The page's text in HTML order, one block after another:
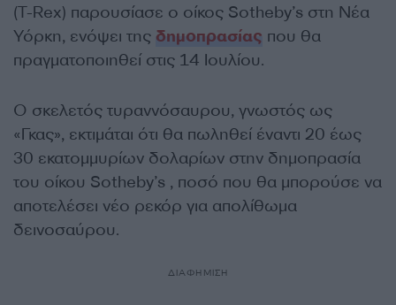
(T-Rex) παρουσίασε ο οίκος Sotheby’s στη Νέα
Υόρκη, ενόψει της δημοπρασίας που θα
πραγματοποιηθεί στις 14 Ιουλίου.
Ο σκελετός τυραννόσαυρου, γνωστός ως
«Γκας», εκτιμάται ότι θα πωληθεί έναντι 20 έως
30 εκατομμυρίων δολαρίων στην δημοπρασία
του οίκου Sotheby’s , ποσό που θα μπορούσε να
αποτελέσει νέο ρεκόρ για απολίθωμα
δεινοσαύρου.
ΔΙΑΦΗΜΙΣΗ